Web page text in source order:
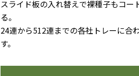
スライド板の入れ替えで裸種子もコー
る。
24連から512連までの各社トレーに合
す。